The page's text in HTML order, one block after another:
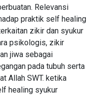
Relevansi
praktik self healing
zikir dan syukur
psikologis, zikir
jiwa sebagai
pada tubuh serta
Allah SWT. ketika
healing syukur